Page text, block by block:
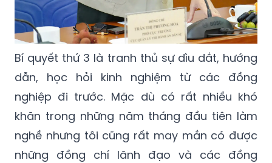
Bí quyết thứ 3 là tranh thủ sự dìu dắt, hướng
dẫn, học hỏi kinh nghiệm từ các đồng
nghiệp đi trước. Mặc dù có rất nhiều khó
khăn trong những năm tháng đầu tiên làm
nghề nhưng tôi cũng rất may mắn có được
những đồng chí lãnh đạo và các đồng